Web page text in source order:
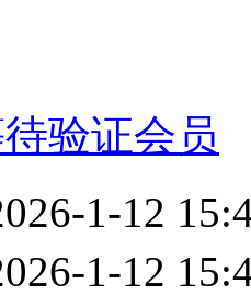
验证会员
1-12
1-12